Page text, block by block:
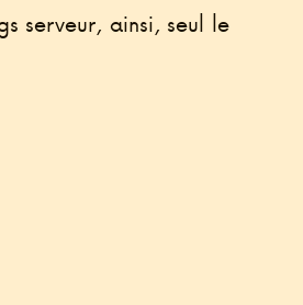
serveur, ainsi, seul le